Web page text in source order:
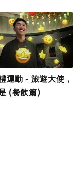
運動 - 旅遊大使，
(餐飲篇)